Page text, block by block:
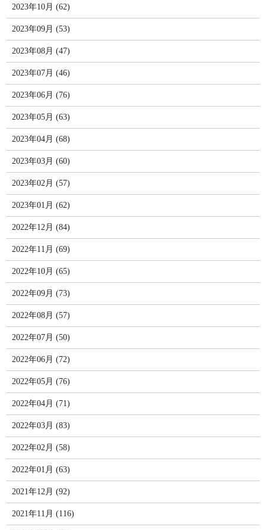
2023年10月 (62)
2023年09月 (53)
2023年08月 (47)
2023年07月 (46)
2023年06月 (76)
2023年05月 (63)
2023年04月 (68)
2023年03月 (60)
2023年02月 (57)
2023年01月 (62)
2022年12月 (84)
2022年11月 (69)
2022年10月 (65)
2022年09月 (73)
2022年08月 (57)
2022年07月 (50)
2022年06月 (72)
2022年05月 (76)
2022年04月 (71)
2022年03月 (83)
2022年02月 (58)
2022年01月 (63)
2021年12月 (92)
2021年11月 (116)